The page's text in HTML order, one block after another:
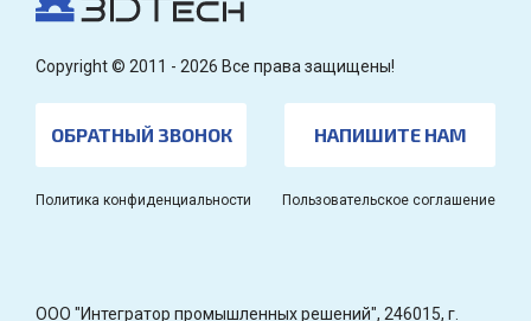
Copyright © 2011 - 2026 Все права защищены!
ОБРАТНЫЙ ЗВОНОК НАПИШИТЕ НАМ
Политика конфиденциальности Пользовательское соглашение
OOO "Интегратор промышленных решений", 246015, г.